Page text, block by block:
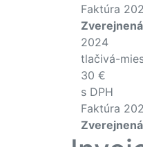
Faktúra
2024
tlačivá-
30 €
s DPH
Faktúra